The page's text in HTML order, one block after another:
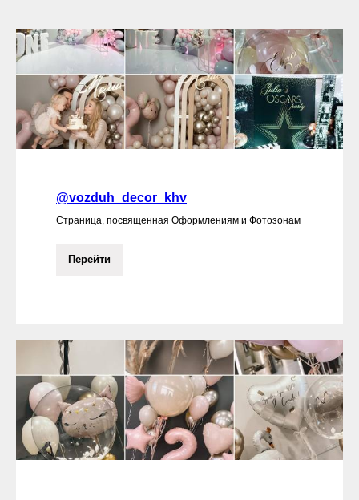
@vozduh_decor_khv
Страница, посвященная Оформлениям и Фотозонам
Перейти